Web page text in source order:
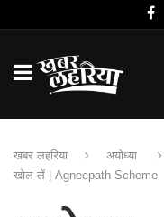
खबर लहरिया अयोध्या
खोल लें | Agneepath Scheme